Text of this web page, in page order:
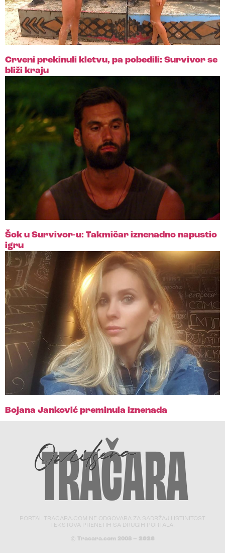
Crveni prekinuli kletvu, pa pobedili: Survivor se
bliži kraju
Šok u Survivor-u: Takmičar iznenadno napustio
igru
Bojana Janković preminula iznenada
PORTAL TRACARA.COM NE ODGOVARA ZA SADRŽAJ I ISTINITOST
TEKSTOVA PRENETIH SA DRUGIH PORTALA.
© Tracara.com 2008 – 2026